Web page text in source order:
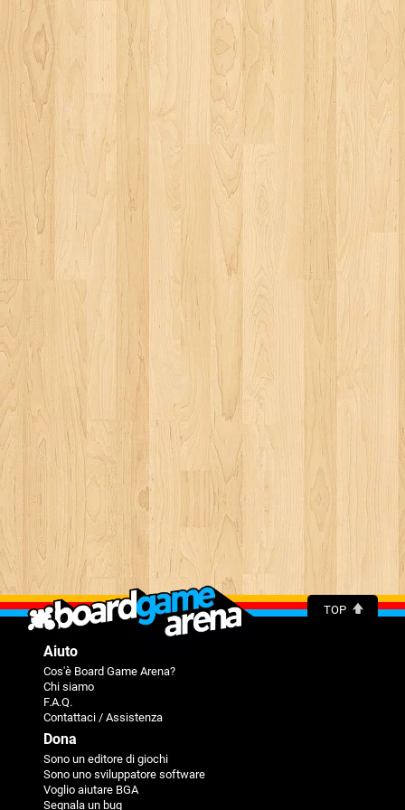
TOP
Aiuto
Cos'è Board Game Arena?
Chi siamo
F.A.Q.
Contattaci / Assistenza
Dona
Sono un editore di giochi
Sono uno sviluppatore software
Voglio aiutare BGA
Segnala un bug